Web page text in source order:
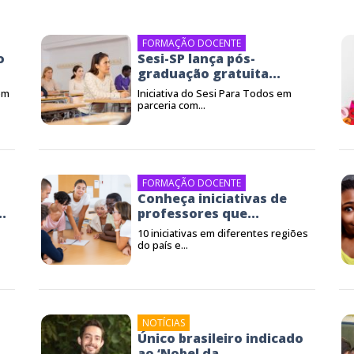
FORMAÇÃO DOCENTE
Sesi-SP lança pós-
graduação gratuita...
Iniciativa do Sesi Para Todos em
parceria com...
FORMAÇÃO DOCENTE
Conheça iniciativas de
professores que...
10 iniciativas em diferentes regiões
do país e...
NOTÍCIAS
Único brasileiro indicado